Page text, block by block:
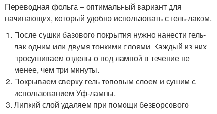
Переводная фольга – оптимальный вариант для
начинающих, который удобно использовать с гель-лаком.
После сушки базового покрытия нужно нанести гель-
лак одним или двумя тонкими слоями. Каждый из них
просушиваем отдельно под лампой в течение не
менее, чем три минуты.
Покрываем сверху гель топовым слоем и сушим с
использованием Уф-лампы.
Липкий слой удаляем при помощи безворсового